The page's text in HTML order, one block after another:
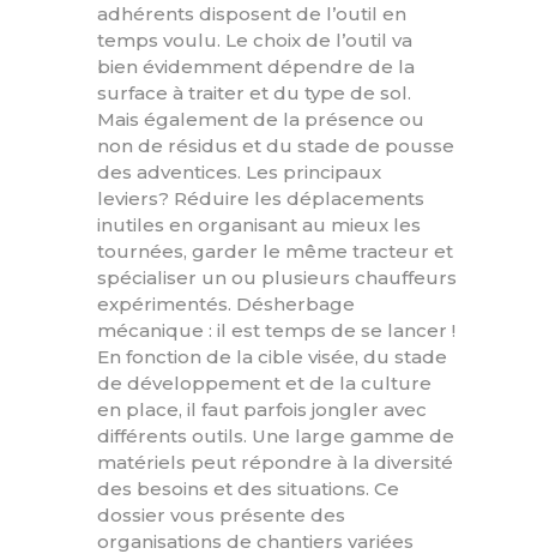
adhérents disposent de l’outil en
temps voulu. Le choix de l’outil va
bien évidemment dépendre de la
surface à traiter et du type de sol.
Mais également de la présence ou
non de résidus et du stade de pousse
des adventices. Les principaux
leviers? Réduire les déplacements
inutiles en organisant au mieux les
tournées, garder le même tracteur et
spécialiser un ou plusieurs chauffeurs
expérimentés. Désherbage
mécanique : il est temps de se lancer !
En fonction de la cible visée, du stade
de développement et de la culture
en place, il faut parfois jongler avec
différents outils. Une large gamme de
matériels peut répondre à la diversité
des besoins et des situations. Ce
dossier vous présente des
organisations de chantiers variées